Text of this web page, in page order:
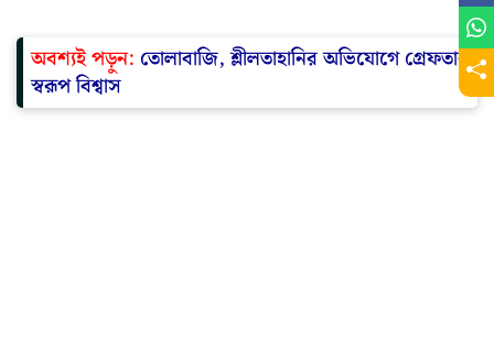
অবশ্যই পড়ুন: তোলাবাজি, শ্লীলতাহানির অভিযোগে গ্রেফতার
স্বরূপ বিশ্বাস